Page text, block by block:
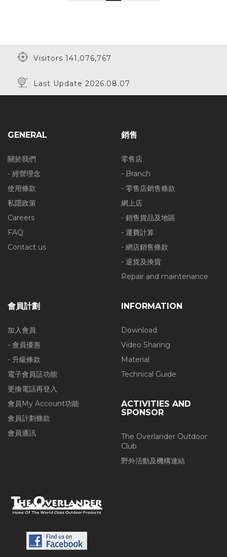
Visitors 141,076,767
Last Update 2026.08.07
GENERAL
關於我們
- 經營理念
使用條款
私隱政策
Careers
FAQ
Contact us
銷售
零售店
- Branch
- 零售店銷售條款
網上店
- 銷售貨品及地區
- 運費計算
- 網店銷售條款
- 退貨及換貨
Repair and maintenance
會員計劃
加入會員
- 會員優惠
- 升級條款
電子會員証功能
更換電話再登入
會員My Account功能
會員計劃條款
會員通訊
INFORMATION
Download
Video Sharing
Material
Technical Guide
ACTIVITIES AND
SPONSOR
The Overlander Outdoor
Club
野外活動及機構連結